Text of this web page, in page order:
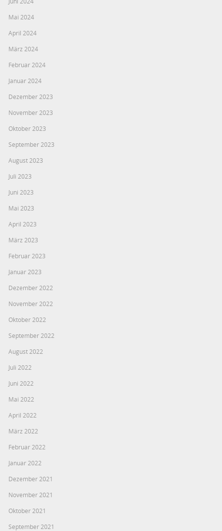
Mai 2024
April 2024
März 2024
Februar 2024
Januar 2024
Dezember 2023
November 2023
Oktober 2023
September 2023
August 2023
Juli 2023
Juni 2023
Mai 2023
April 2023
März 2023
Februar 2023
Januar 2023
Dezember 2022
November 2022
Oktober 2022
September 2022
August 2022
Juli 2022
Juni 2022
Mai 2022
April 2022
März 2022
Februar 2022
Januar 2022
Dezember 2021
November 2021
Oktober 2021
September 2021